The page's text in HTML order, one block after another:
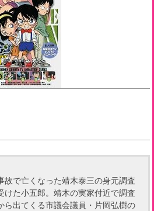
故で亡くなった靖木泰三の身元調査
けた小五郎。靖木の実家付近で調査
ら出てくる市議会議員・片岡弘樹の